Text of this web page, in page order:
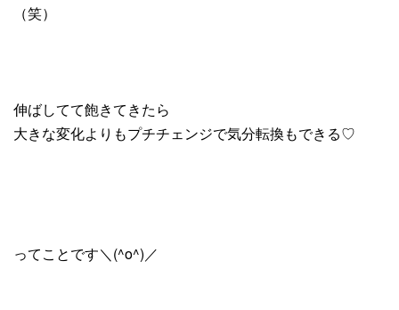
（笑）
伸ばしてて飽きてきたら
大きな変化よりもプチチェンジで気分転換もできる♡
ってことです＼(^o^)／